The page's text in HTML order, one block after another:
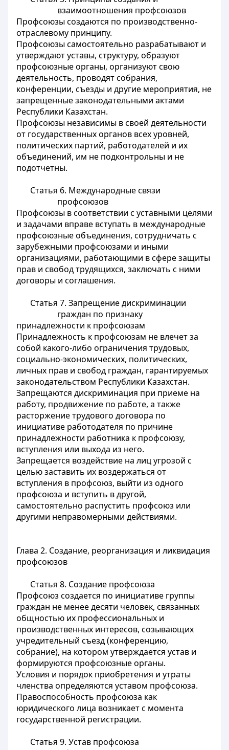
взаимоотношения профсоюзов
Профсоюзы создаются по производственно-
отраслевому принципу.
Профсоюзы самостоятельно разрабатывают и
утверждают уставы, структуру, образуют
профсоюзные органы, организуют свою
деятельность, проводят собрания,
конференции, съезды и другие мероприятия, не
запрещенные законодательными актами
Республики Казахстан.
Профсоюзы независимы в своей деятельности
от государственных органов всех уровней,
политических партий, работодателей и их
объединений, им не подконтрольны и не
подотчетны.
Статья 6. Международные связи
профсоюзов
Профсоюзы в соответствии с уставными целями
и задачами вправе вступать в международные
профсоюзные объединения, сотрудничать с
зарубежными профсоюзами и иными
организациями, работающими в сфере защиты
прав и свобод трудящихся, заключать с ними
договоры и соглашения.
Статья 7. Запрещение дискриминации
граждан по признаку
принадлежности к профсоюзам
Принадлежность к профсоюзам не влечет за
собой какого-либо ограничения трудовых,
социально-экономических, политических,
личных прав и свобод граждан, гарантируемых
законодательством Республики Казахстан.
Запрещаются дискриминация при приеме на
работу, продвижение по работе, а также
расторжение трудового договора по
инициативе работодателя по причине
принадлежности работника к профсоюзу,
вступления или выхода из него.
Запрещается воздействие на лиц угрозой с
целью заставить их воздержаться от
вступления в профсоюз, выйти из одного
профсоюза и вступить в другой,
самостоятельно распустить профсоюз или
другими неправомерными действиями.
Глава 2. Создание, реорганизация и ликвидация
профсоюзов
Статья 8. Создание профсоюза
Профсоюз создается по инициативе группы
граждан не менее десяти человек, связанных
общностью их профессиональных и
производственных интересов, созывающих
учредительный съезд (конференцию,
собрание), на котором утверждается устав и
формируются профсоюзные органы.
Условия и порядок приобретения и утраты
членства определяются уставом профсоюза.
Правоспособность профсоюза как
юридического лица возникает с момента
государственной регистрации.
Статья 9. Устав профсоюза